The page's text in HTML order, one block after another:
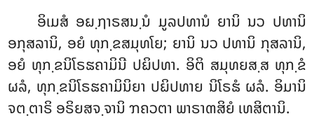
ອິເມສໍ ອຏ຺ຐາຣສນ຺ນໍ ມູລປທານໍ ຍານິ ນວ ປທານິ
ອກຸສລານິ, ອຍໍ ທຸກ຺ຂສມຸທໂຍ; ຍານິ ນວ ປທານິ ກຸສລານິ,
ອຍໍ ທຸກ຺ຂນິໂຣຘຄາມິນີ ປຏິປທາ. ອິຕິ ສມຸທຍສ຺ສ ທຸກ຺ຂໍ
ຜລໍ, ທຸກ຺ຂນິໂຣຘຄາມິນິຍາ ປຏິປທາຍ ນິໂຣຘໍ ຜລໍ. ອິມານິ
ຈຕ຺ຕາຣິ ອຣິຍສຈ຺ຈານິ ຠຄວຕາ ພາຣາຓສິຍໍ ເທສິຕານິ.